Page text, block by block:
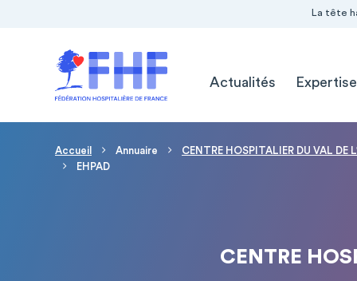
La tête
Actualités
Fil d'Ariane
Accueil Annuaire
CENTRE HOSPITALIER DU VAL
EHPAD
CENTRE